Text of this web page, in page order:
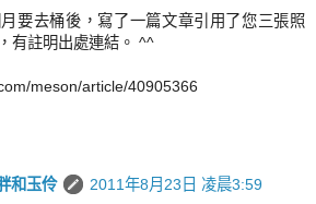
要去桶後，寫了一篇文章引用了您三張照
有註明出處連結。 ^^
meson/article/40905366
和玉伶
2011年8月23日 凌晨3:59